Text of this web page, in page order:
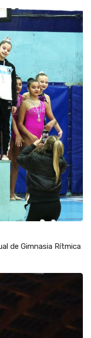
de Gimnasia Rítmica